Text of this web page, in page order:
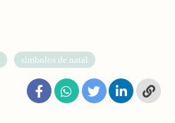
simbolos de natal